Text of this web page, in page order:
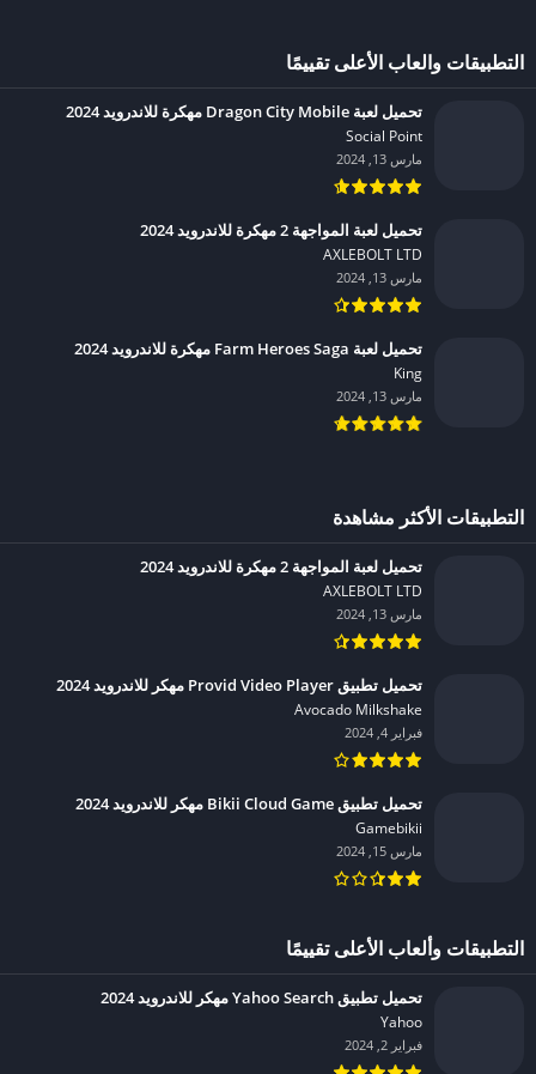
التطبيقات والعاب الأعلى تقييمًا
تحميل لعبة Dragon City Mobile مهكرة للاندرويد 2024
Social Point‏
مارس 13, 2024
تحميل لعبة المواجهة 2 مهكرة للاندرويد 2024
AXLEBOLT LTD‏
مارس 13, 2024
تحميل لعبة Farm Heroes Saga مهكرة للاندرويد 2024
King‏
مارس 13, 2024
التطبيقات الأكثر مشاهدة
تحميل لعبة المواجهة 2 مهكرة للاندرويد 2024
AXLEBOLT LTD‏
مارس 13, 2024
تحميل تطبيق Provid Video Player مهكر للاندرويد 2024
Avocado Milkshake‏
فبراير 4, 2024
تحميل تطبيق Bikii Cloud Game مهكر للاندرويد 2024
Gamebikii‏
مارس 15, 2024
التطبيقات وألعاب الأعلى تقييمًا
تحميل تطبيق Yahoo Search مهكر للاندرويد 2024
Yahoo‏
فبراير 2, 2024